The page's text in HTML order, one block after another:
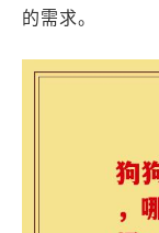
的需求。